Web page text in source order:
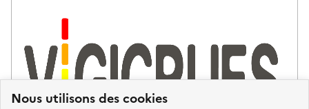
Nous utilisons des cookies